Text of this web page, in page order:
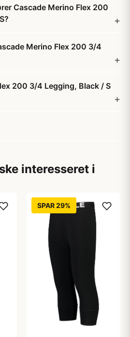
Cascade Merino Flex 200
Merino Flex 200 3/4
200 3/4 Legging, Black / S
interesseret i
SPAR 29%